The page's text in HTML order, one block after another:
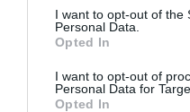
consent section.
I want to opt-out of the
Personal Data.
Opted In
I want to opt-out of
Personal Data for
Opted In
FOGYASZTÓVÉDELEM
versenyhivatal